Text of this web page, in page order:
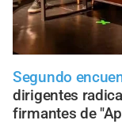
Segundo
dirigentes
firmantes de